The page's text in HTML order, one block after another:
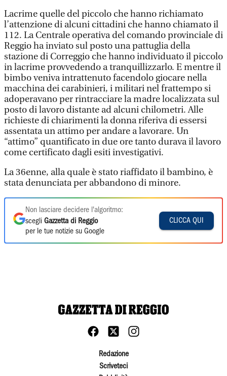
Lacrime quelle del piccolo che hanno richiamato
l’attenzione di alcuni cittadini che hanno chiamato il
112. La Centrale operativa del comando provinciale di
Reggio ha inviato sul posto una pattuglia della
stazione di Correggio che hanno individuato il piccolo
in lacrime provvedendo a tranquillizzarlo. E mentre il
bimbo veniva intrattenuto facendolo giocare nella
macchina dei carabinieri, i militari nel frattempo si
adoperavano per rintracciare la madre localizzata sul
posto di lavoro distante ad alcuni chilometri. Alle
richieste di chiarimenti la donna riferiva di essersi
assentata un attimo per andare a lavorare. Un
“attimo” quantificato in due ore tanto durava il lavoro
come certificato dagli esiti investigativi.
La 36enne, alla quale è stato riaffidato il bambino, è
stata denunciata per abbandono di minore.
Non lasciare decidere l'algoritmo:
scegli Gazzetta di Reggio
per le tue notizie su Google
CLICCA QUI
Redazione
Scriveteci